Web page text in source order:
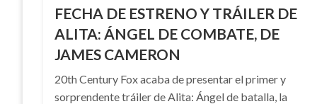
FECHA DE ESTRENO Y TRÁILER DE
ALITA: ÁNGEL DE COMBATE, DE
JAMES CAMERON
20th Century Fox acaba de presentar el primer y
sorprendente tráiler de Alita: Ángel de batalla, la